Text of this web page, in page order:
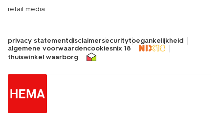
retail media
privacy statementdisclaimersecuritytoegankelijkheid
algemene voorwaardencookiesnix 18
thuiswinkel waarborg